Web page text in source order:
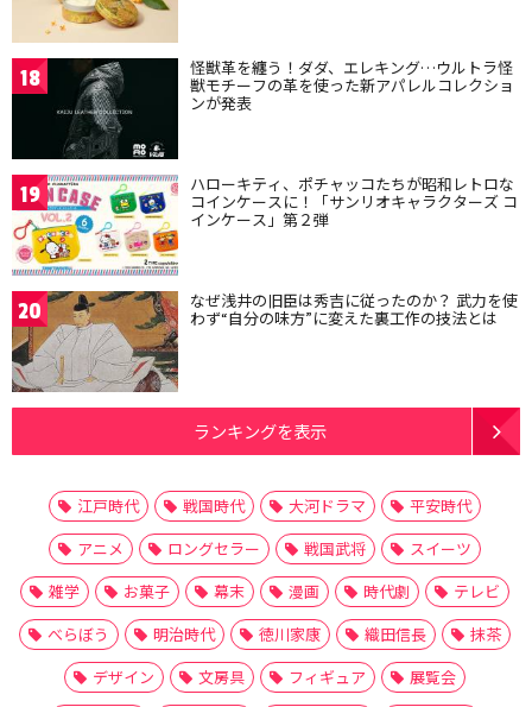
18 怪獣革を纏う！ダダ、エレキング…ウルトラ怪
獣モチーフの革を使った新アパレルコレクショ
ンが発表
19 ハローキティ、ポチャッコたちが昭和レトロな
コインケースに！「サンリオキャラクターズ コ
インケース」第２弾
20 なぜ浅井の旧臣は秀吉に従ったのか？ 武力を使
わず“自分の味方”に変えた裏工作の技法とは
ランキングを表示
江戸時代 戦国時代 大河ドラマ
平安時代
アニメ
ロングセラー 戦国武将
スイーツ
雑学
お菓子 幕末 漫画 時代劇
テレビ
べらぼう
明治時代 徳川家康 織田信長
抹茶
デザイン
文房具 フィギュア
展覧会